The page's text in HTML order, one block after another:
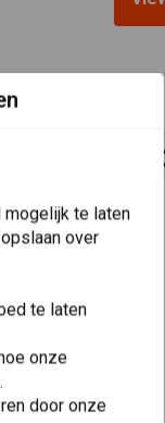
mogelijk te laten
over
te laten
onze
door onze